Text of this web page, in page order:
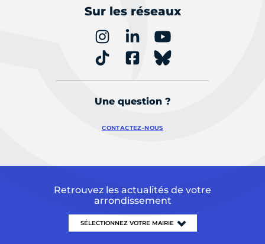
Sur les réseaux
Une question ?
CONTACTEZ-NOUS
Retrouvez les actualités de votre
arrondissement